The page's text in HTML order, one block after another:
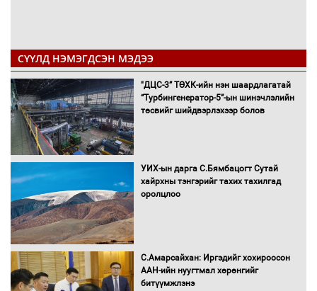
СҮҮЛД НЭМЭГДСЭН МЭДЭЭ
"ДЦС-3” ТӨХК-ийн нэн шаардлагатай
“Турбингенератор-5”-ын шинэчлэлийн
төсвийг шийдвэрлэхээр болов
УИХ-ын дарга С.Бямбацогт Сутай
хайрхны тэнгэрийг тахих тахилгад
оролцлоо
С.Амарсайхан: Иргэдийг хохироосон
ААН-ийн нуугтмал хөрөнгийг
битүүмжлэнэ